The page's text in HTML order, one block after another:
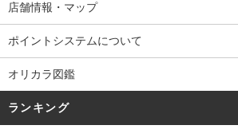
店舗情報・マップ
ポイントシステムについて
オリカラ図鑑
ランキング